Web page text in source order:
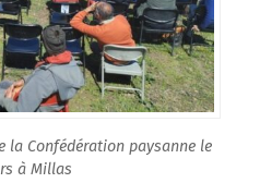
la Confédération paysanne le
à Millas